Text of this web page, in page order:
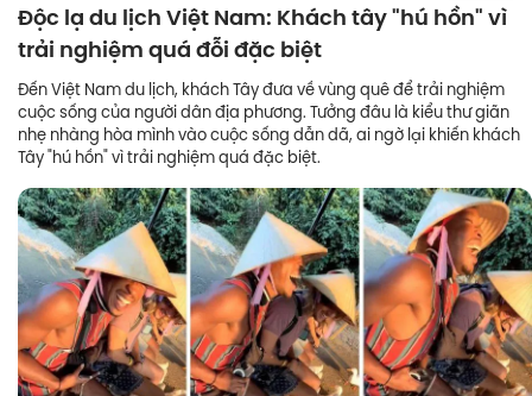
Độc lạ du lịch Việt Nam: Khách tây "hú hồn" vì
trải nghiệm quá đỗi đặc biệt
Đến Việt Nam du lịch, khách Tây đưa về vùng quê để trải nghiệm
cuộc sống của người dân địa phương. Tưởng đâu là kiểu thư giãn
nhẹ nhàng hòa mình vào cuộc sống dẫn dã, ai ngờ lại khiến khách
Tây "hú hồn" vì trải nghiệm quá đặc biệt.